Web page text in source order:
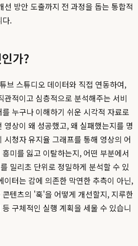
선 방안 도출까지 전 과정을 돕는 통합적
다.
가?
브 스튜디오 데이터와 직접 연동하여,
관적이고 심층적으로 분석해주는 서비
누구나 이해하기 쉬운 시각적 자료로
영상이 왜 성공했고, 왜 실패했는지를 명
시청자 유지율 그래프를 통해 영상의 어
미를 잃고 이탈하는지, 어떤 부분에서
밀리초 단위로 정밀하게 분석할 수 있
이터는 감에 의존한 막연한 추측이 아닌,
텐츠의 '훅'을 어떻게 개선할지, 지루한
구체적인 실행 계획을 세울 수 있습니